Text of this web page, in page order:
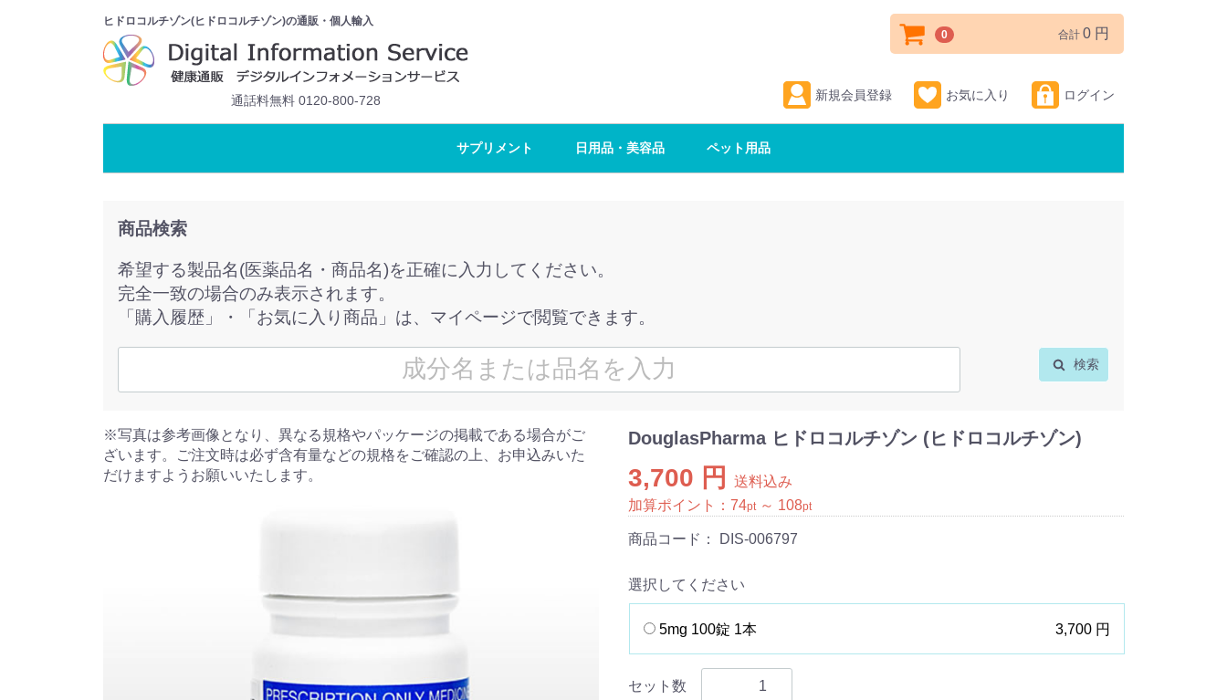
ヒドロコルチゾン(ヒドロコルチゾン)の通販・個人輸入
通話料無料 0120-800-728 新規会員登録 お気に入り ログイン
0 合計 0 円
サプリメント 日用品・美容品 ペット用品
商品検索
希望する製品名(医薬品名・商品名)を正確に入力してください。
完全一致の場合のみ表示されます。
「購入履歴」・「お気に入り商品」は、マイページで閲覧できます。
検索
※写真は参考画像となり、異なる規格やパッケージの掲載である場合がご
ざいます。ご注文時は必ず含有量などの規格をご確認の上、お申込みいた
だけますようお願いいたします。
DouglasPharma ヒドロコルチゾン (ヒドロコルチゾン)
3,700 円
送料込み
加算ポイント： 74pt ～ 108pt
商品コード： DIS-006797
選択してください
5mg 100錠 1本 3,700 円
セット数